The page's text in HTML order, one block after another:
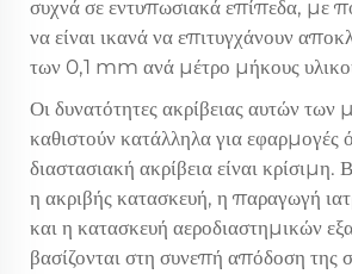
συχνά σε εντυπωσιακά επίπεδα, με
να είναι ικανά να επιτυγχάνουν
των 0,1 mm ανά μέτρο μήκους
Οι δυνατότητες ακρίβειας αυτών
καθιστούν κατάλληλα για εφαρμογές
διαστασιακή ακρίβεια είναι
η ακριβής κατασκευή, η παραγωγή
και η κατασκευή αεροδιαστημικών
βασίζονται στη συνεπή απόδοση της